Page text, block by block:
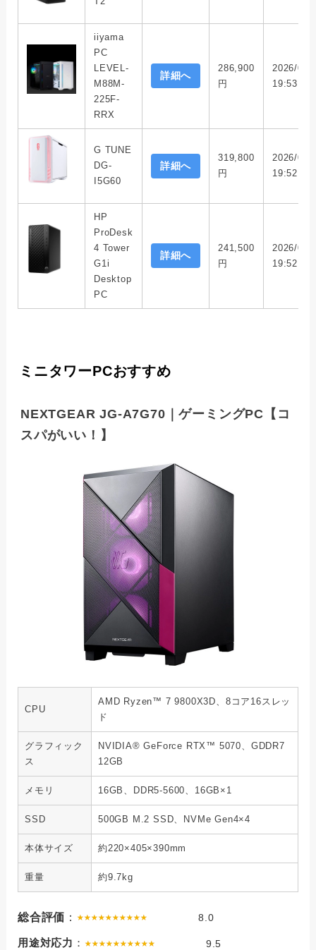
iiyama
PC
LEVEL-
M88M-
225F-
RRX
詳細へ
286,900
円
2026/07/
19:53
G TUNE
DG-
I5G60
詳細へ
319,800
円
2026/07/
19:52
HP
ProDesk
4 Tower
G1i
Desktop
PC
詳細へ
241,500
円
2026/07/
19:52
ミニタワーPCおすすめ
NEXTGEAR JG-A7G70｜ゲーミングPC【コ
スパがいい！】
CPU
AMD Ryzen™ 7 9800X3D、8コア16スレッ
ド
グラフィック
ス
NVIDIA® GeForce RTX™ 5070、GDDR7
12GB
メモリ 16GB、DDR5-5600、16GB×1
SSD 500GB M.2 SSD、NVMe Gen4×4
本体サイズ 約220×405×390mm
重量 約9.7kg
総合評価 ： 8.0
用途対応力 ： 9.5